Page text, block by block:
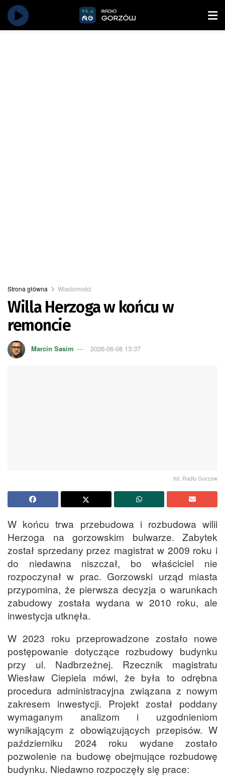
Strona główna Wiadomości
Willa Herzoga w końcu w
remoncie
Marcin Sasim 2026-06-08 13:37
fot. Radio Gorzów
W końcu trwa przebudowa i rozbudowa wilii
Herzoga na gorzowskim bulwarze. Zabytek
został sprzedany przez magistrat w 2009 roku i
do niedawna niszczał, bo właściciel nie
rozpoczynał w prac. Gorzowski urząd miasta
przypomina, że pierwsza decyzja o warunkach
zabudowy została wydana w 2010 roku, ale
inwestycja utknęła.
W 2023 roku przeprowadzone zostało nowe
postępowanie dotyczące rozbudowy budynku
przy ul. Nadbrzeżnej. Rzecznik magistratu
Wiesław Ciepiela mówi, że była to odrębna
procedura administracyjna związana z nowym
zakresem inwestycji. Projekt został poddany
wymaganym analizom i uzgodnieniom
wynikającym z obowiązujących przepisów. W
październiku 2024 roku wydane zostało
pozwolenie na budowę obejmujące rozbudowę
budynku. Niedawno rozpoczęły się prace: